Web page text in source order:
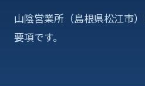
山陰営業所（島根県松江市
要項です。